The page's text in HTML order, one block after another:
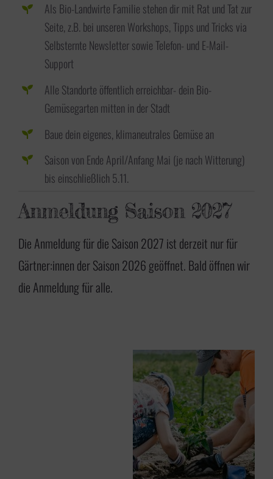
Als Bio-Landwirte Familie stehen dir mit Rat und Tat zur
Seite, z.B. bei unseren Workshops, Tipps und Tricks via
Selbsternte Newsletter sowie Telefon- und E-Mail-
Support
Alle Standorte öffentlich erreichbar- dein Bio-
Gemüsegarten mitten in der Stadt
Baue dein eigenes, klimaneutrales Gemüse an
Saison von Ende April/Anfang Mai (je nach Witterung)
bis einschließlich 5.11.
Anmeldung Saison 2027
Die Anmeldung für die Saison 2027 ist derzeit nur für
Gärtner:innen der Saison 2026 geöffnet. Bald öffnen wir
die Anmeldung für alle.